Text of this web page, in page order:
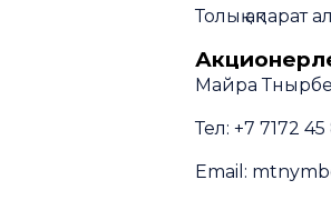
Толық ақпарат
Майра
Тел: +7 7172 45
Email: